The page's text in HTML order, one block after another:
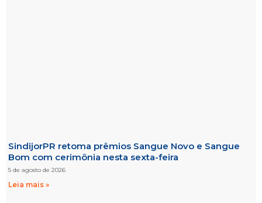
SindijorPR retoma prêmios Sangue Novo e Sangue
Bom com cerimônia nesta sexta-feira
5 de agosto de 2026
Leia mais »